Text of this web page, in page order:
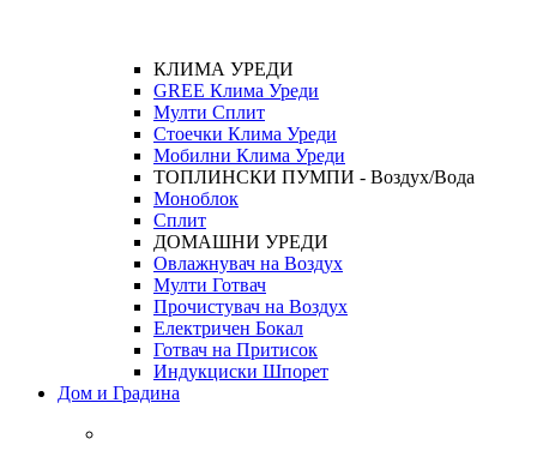
КЛИМА УРЕДИ
GREE Клима Уреди
Мулти Сплит
Стоечки Клима Уреди
Мобилни Клима Уреди
ТОПЛИНСКИ ПУМПИ - Воздух/Вода
Моноблок
Сплит
ДОМАШНИ УРЕДИ
Овлажнувач на Воздух
Мулти Готвач
Прочистувач на Воздух
Електричен Бокал
Готвач на Притисок
Индукциски Шпорет
Дом и Градина